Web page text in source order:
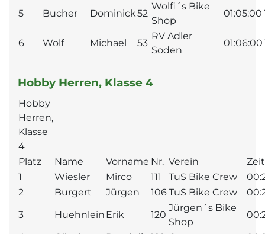
5
Bucher Dominick52
Wolfi´s Bike
Shop
01:05:00
6 Wolf Michael 53
RV Adler
Soden
01:06:00
Hobby Herren, Klasse 4
Hobby
Herren,
Klasse
4
Platz
Name Vorname Nr. Verein
Zeit
1
Wiesler Mirco 111 TuS Bike Crew
2
Burgert Jürgen 106TuS Bike Crew
3
Huehnlein Erik 120
Jürgen´s Bike
Shop